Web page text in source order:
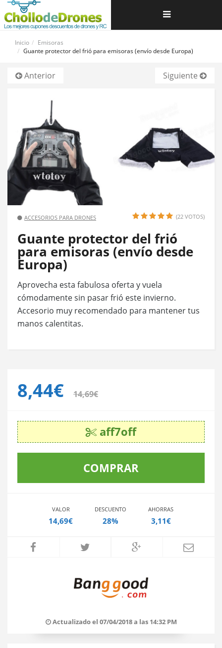
Navegación
palanca
Inicio
Emisoras
Guante protector del frió para emisoras (envío desde Europa)
Anterior Siguiente
ACCESORIOS PARA DRONES (22 VOTOS)
Guante protector del frió
para emisoras (envío desde
Europa)
Aprovecha esta fabulosa oferta y vuela
cómodamente sin pasar frió este invierno.
Accesorio muy recomendado para mantener tus
manos calentitas.
8,44€ 14,69€
aff7off
COMPRAR
VALOR
14,69€
DESCUENTO
28%
AHORRAS
3,11€
Actualizado el 07/04/2018 a las 14:32 PM